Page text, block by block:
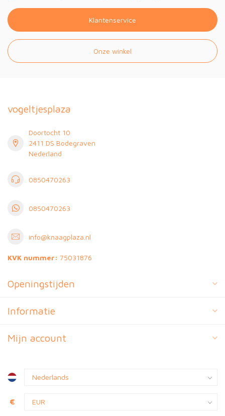
Klantenservice
Onze winkel
vogeltjesplaza
Doortocht 10
2411 DS Bodegraven
Nederland
0850470263
0850470263
info@knaagplaza.nl
KVK nummer: 75031876
Openingstijden
Informatie
Mijn account
€